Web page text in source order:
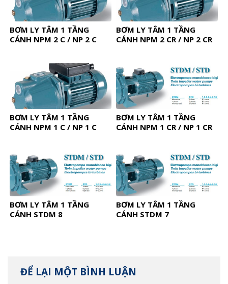
BƠM LY TÂM 1 TẦNG
CÁNH NPM 2 C / NP 2 C
BƠM LY TÂM 1 TẦNG
CÁNH NPM 2 CR / NP 2 CR
BƠM LY TÂM 1 TẦNG
CÁNH NPM 1 C / NP 1 C
BƠM LY TÂM 1 TẦNG
CÁNH NPM 1 CR / NP 1 CR
BƠM LY TÂM 1 TẦNG
CÁNH STDM 8
BƠM LY TÂM 1 TẦNG
CÁNH STDM 7
ĐỂ LẠI MỘT BÌNH LUẬN